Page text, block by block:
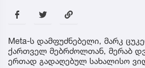
Meta-ს დამფუძნებელი, მარკ
ქართველ მებრძოლთან, მერაბ
ერთად გადაღებულ სახალისო